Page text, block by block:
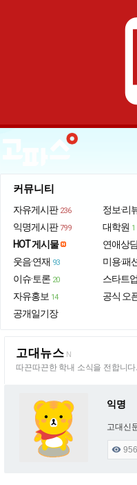
커뮤니티
자유게시판 236
익명게시판 799
HOT 게시물
웃음·연재 93
이슈·토론 20
자유홍보 14
공개일기장
정보·리
대학원 1
연애상
미용·패
스타트
공식 오
고대뉴스 N
따끈따끈한 학내 소식을 전합니다.
익명
고대신
 956